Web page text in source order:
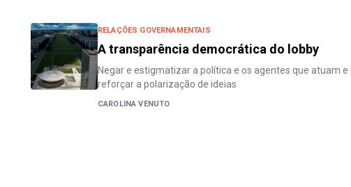
RELAÇÕES GOVERNAMENTAIS
A transparência democrática do lobby
Negar e estigmatizar a política e os agentes que atuam
reforçar a polarização de ideias
CAROLINA VENUTO